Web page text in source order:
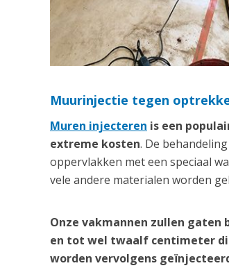
Muurinjectie tegen
Muren injecteren is een
extreme kosten. De
oppervlakken met een speciaal
vele andere materialen worden
Onze vakmannen zullen gaten
en tot wel twaalf centimeter
worden vervolgens